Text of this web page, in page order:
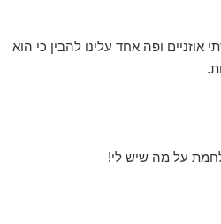
ופה אחד עלינו להבין כי הוא
על מה שיש לי!